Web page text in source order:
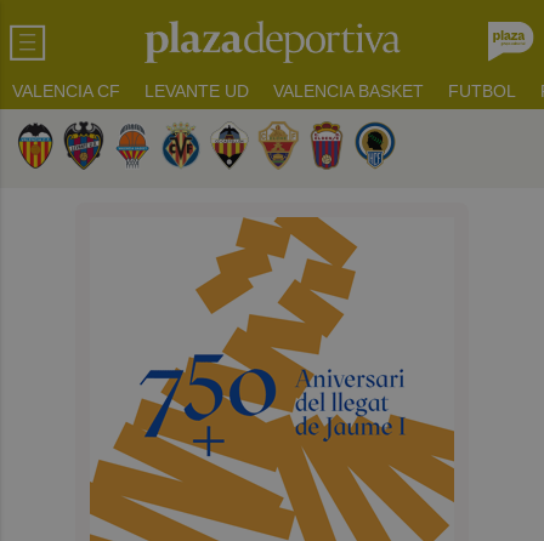
VALENCIA CF LEVANTE UD VALENCIA BASKET FUTBOL